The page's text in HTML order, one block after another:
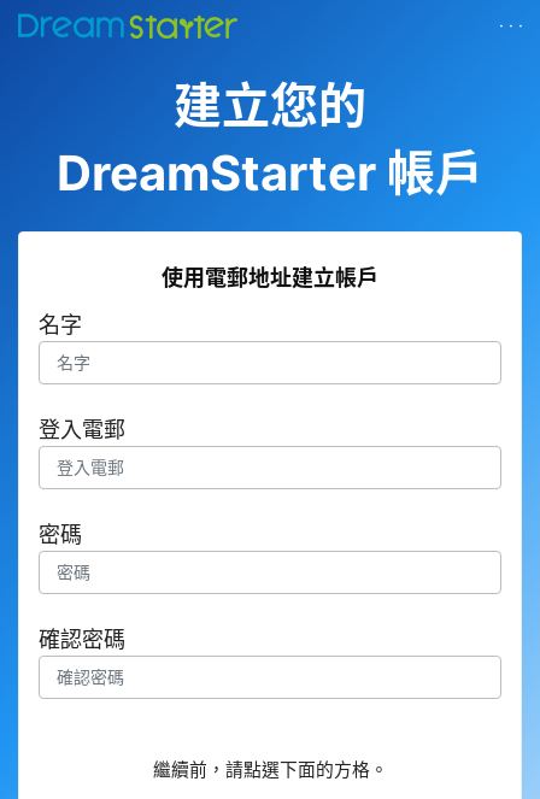
· · ·
建立您的
DreamStarter 帳戶
使用電郵地址建立帳戶
名字
登入電郵
密碼
確認密碼
繼續前，請點選下面的方格。